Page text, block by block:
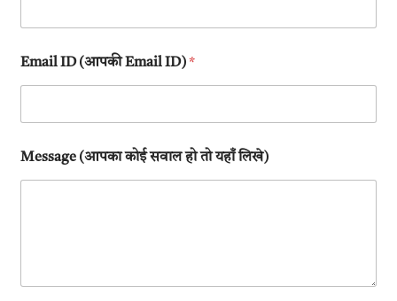
Email ID (आपकी Email ID)*
Message (आपका कोई सवाल हो तो यहाँ लिखे)